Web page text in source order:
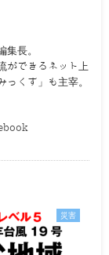
集長。
ができるネット上
くす」も主宰。
災害